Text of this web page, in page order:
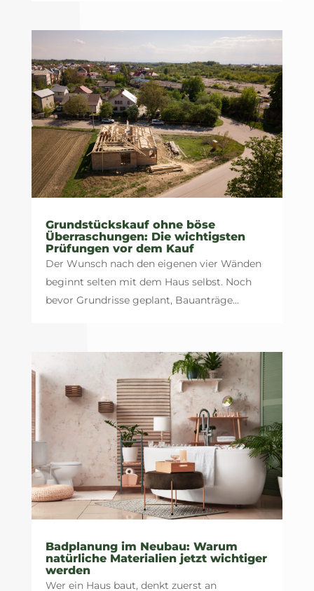
Grundstückskauf ohne böse
Überraschungen: Die wichtigsten
Prüfungen vor dem Kauf
Der Wunsch nach den eigenen vier Wänden
beginnt selten mit dem Haus selbst. Noch
bevor Grundrisse geplant, Bauanträge...
Badplanung im Neubau: Warum
natürliche Materialien jetzt wichtiger
werden
Wer ein Haus baut, denkt zuerst an